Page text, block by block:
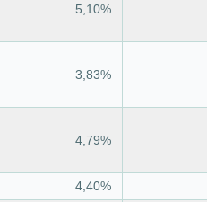
5,10%
3,83%
4,79%
4,40%